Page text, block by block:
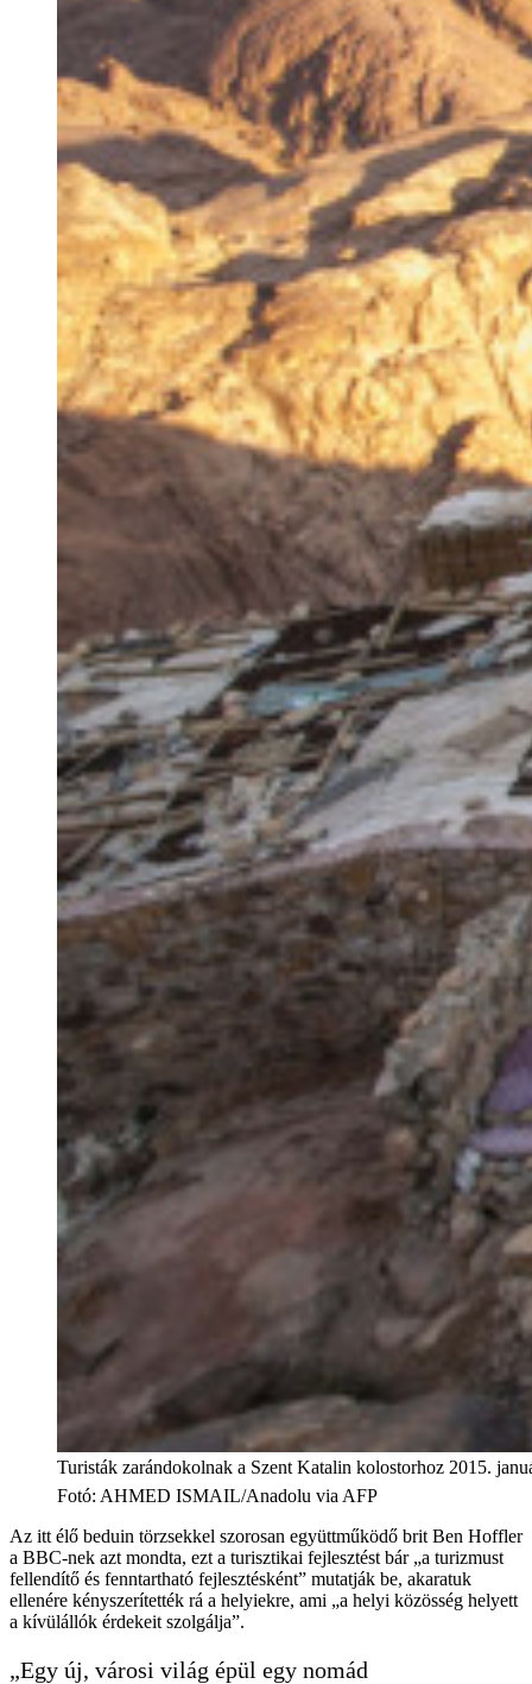
Turisták zarándokolnak a Szent Katalin kolostorhoz 2015.
Fotó: AHMED ISMAIL/Anadolu via AFP
Az itt élő beduin törzsekkel szorosan együttműködő brit Ben Hoffler
a BBC-nek azt mondta, ezt a turisztikai fejlesztést bár „a turizmust
fellendítő és fenntartható fejlesztésként” mutatják be, akaratuk
ellenére kényszerítették rá a helyiekre, ami „a helyi közösség helyett
a kívülállók érdekeit szolgálja”.
„Egy új, városi világ épül egy nomád